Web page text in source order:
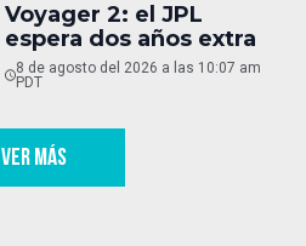
Voyager 2: el JPL
espera dos años extra
8 de agosto del 2026 a las 10:07 am
PDT
VER MÁS